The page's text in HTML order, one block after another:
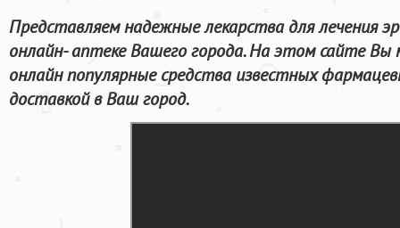
Представляем надежные лекарства для лечения
онлайн- аптеке Вашего города. На этом сайте
онлайн популярные средства известных
доставкой в Ваш город.